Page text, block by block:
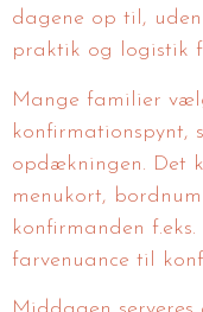
dagene op til,
praktik og logistik
Mange familier
konfirmationspynt,
opdækningen. Det
menukort,
konfirmanden
farvenuance til